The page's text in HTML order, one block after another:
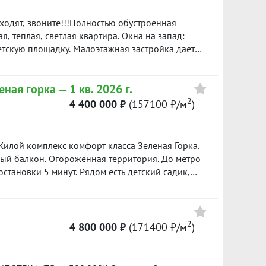
9 300 000
246700 ₽/м²
звоните!!!Полностью обустроенная
теплая, светлая квартира. Окна на запад:
площадку. Малоэтажная застройка дает
Свежий воздух. Прописка
современная кухня с
свч, вытяжка, плита индукционная.
комната с мебелью - полностью остается!
мест. Своя котельная.Не высокие
чистый подъезд с зоной ожидания. На
Сквозной подъезд. Магазины, пункты выдачи
в одобрении ипотеки! ID объекта в
горка —1 кв. 2026 г.
4 400 000 ₽ (157100 ₽/м2)
комплекс комфорт класса Зеленая Горка.
балкон. Огороженная территория. До метро
5 минут. Рядом есть детский садик,
Бор, ЖК Радиостанция. ТЦ Веер
4 800 000 ₽ (171400 ₽/м2)